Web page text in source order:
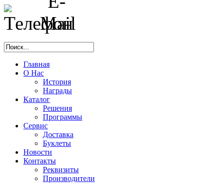
Главная
О Нас
История
Награды
Каталог
Решения
Программы
Сервис
Доставка
Буклеты
Новости
Контакты
Реквизиты
Производители